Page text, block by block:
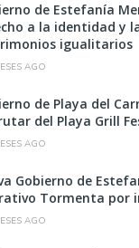
de Estefanía
a la identidad y
igualitarios
AGO
de Playa del
del Playa Grill
AGO
Gobierno de
Tormenta por
AGO